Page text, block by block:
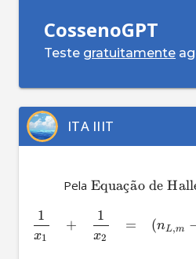
CossenoGPT
Teste gratuitamente
ITA IIIT
          Pela
Equac
¸a
˜o de
x1
1
+
x2
1
= (nL,m